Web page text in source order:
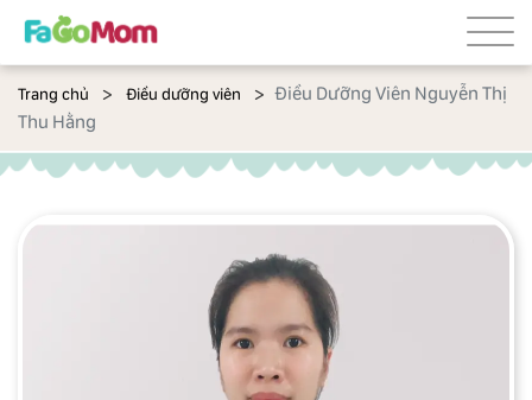
Trang chủ Điều dưỡng viên
Điều Dưỡng Viên Nguyễn Thị
Thu Hằng